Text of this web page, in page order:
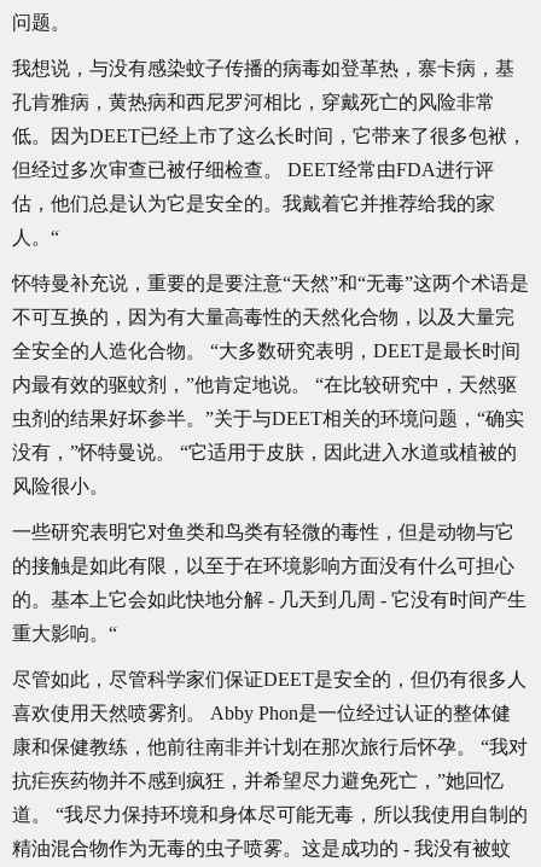
问题。
我想说，与没有感染蚊子传播的病毒如登革热，寨卡病，基
孔肯雅病，黄热病和西尼罗河相比，穿戴死亡的风险非常
低。因为DEET已经上市了这么长时间，它带来了很多包袱，
但经过多次审查已被仔细检查。 DEET经常由FDA进行评
估，他们总是认为它是安全的。我戴着它并推荐给我的家
人。“
怀特曼补充说，重要的是要注意“天然”和“无毒”这两个术语是
不可互换的，因为有大量高毒性的天然化合物，以及大量完
全安全的人造化合物。 “大多数研究表明，DEET是最长时间
内最有效的驱蚊剂，”他肯定地说。 “在比较研究中，天然驱
虫剂的结果好坏参半。”关于与DEET相关的环境问题，“确实
没有，”怀特曼说。 “它适用于皮肤，因此进入水道或植被的
风险很小。
一些研究表明它对鱼类和鸟类有轻微的毒性，但是动物与它
的接触是如此有限，以至于在环境影响方面没有什么可担心
的。基本上它会如此快地分解 - 几天到几周 - 它没有时间产生
重大影响。“
尽管如此，尽管科学家们保证DEET是安全的，但仍有很多人
喜欢使用天然喷雾剂。 Abby Phon是一位经过认证的整体健
康和保健教练，他前往南非并计划在那次旅行后怀孕。 “我对
抗疟疾药物并不感到疯狂，并希望尽力避免死亡，”她回忆
道。 “我尽力保持环境和身体尽可能无毒，所以我使用自制的
精油混合物作为无毒的虫子喷雾。这是成功的 - 我没有被蚊